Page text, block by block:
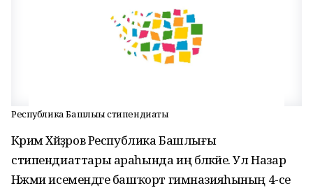
Республика Башлығы стипендиаты
Кәрим Хәйҙәров Республика Башлығы
стипендиаттары араһында иң бәләкәйе. Ул Назар
Нәжми исемендәге башҡорт гимназияһының 4-се